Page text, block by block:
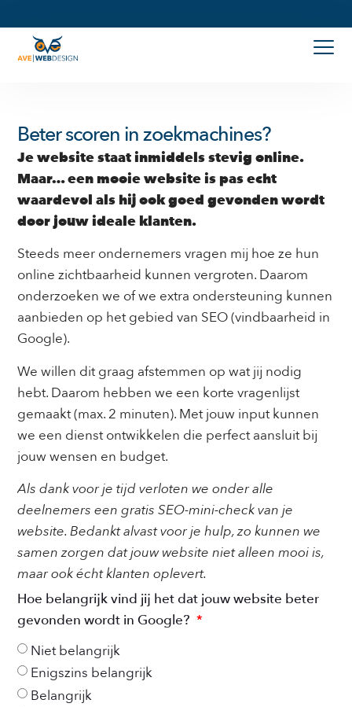
inhoud
Beter scoren in zoekmachines?
Je website staat inmiddels stevig online.
Maar… een mooie website is pas echt
waardevol als hij ook goed gevonden wordt
door jouw ideale klanten.
Steeds meer ondernemers vragen mij hoe ze hun
online zichtbaarheid kunnen vergroten. Daarom
onderzoeken we of we extra ondersteuning kunnen
aanbieden op het gebied van SEO (vindbaarheid in
Google).
We willen dit graag afstemmen op wat jij nodig
hebt. Daarom hebben we een korte vragenlijst
gemaakt (max. 2 minuten). Met jouw input kunnen
we een dienst ontwikkelen die perfect aansluit bij
jouw wensen en budget.
Als dank voor je tijd verloten we onder alle
deelnemers een gratis SEO-mini-check van je
website. Bedankt alvast voor je hulp, zo kunnen we
samen zorgen dat jouw website niet alleen mooi is,
maar ook écht klanten oplevert.
Hoe belangrijk vind jij het dat jouw website beter
gevonden wordt in Google?
Niet belangrijk
Enigszins belangrijk
Belangrijk